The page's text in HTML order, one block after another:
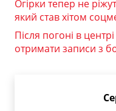
Огірки тепер не
який став хітом
Після погоні в
отримати записи з